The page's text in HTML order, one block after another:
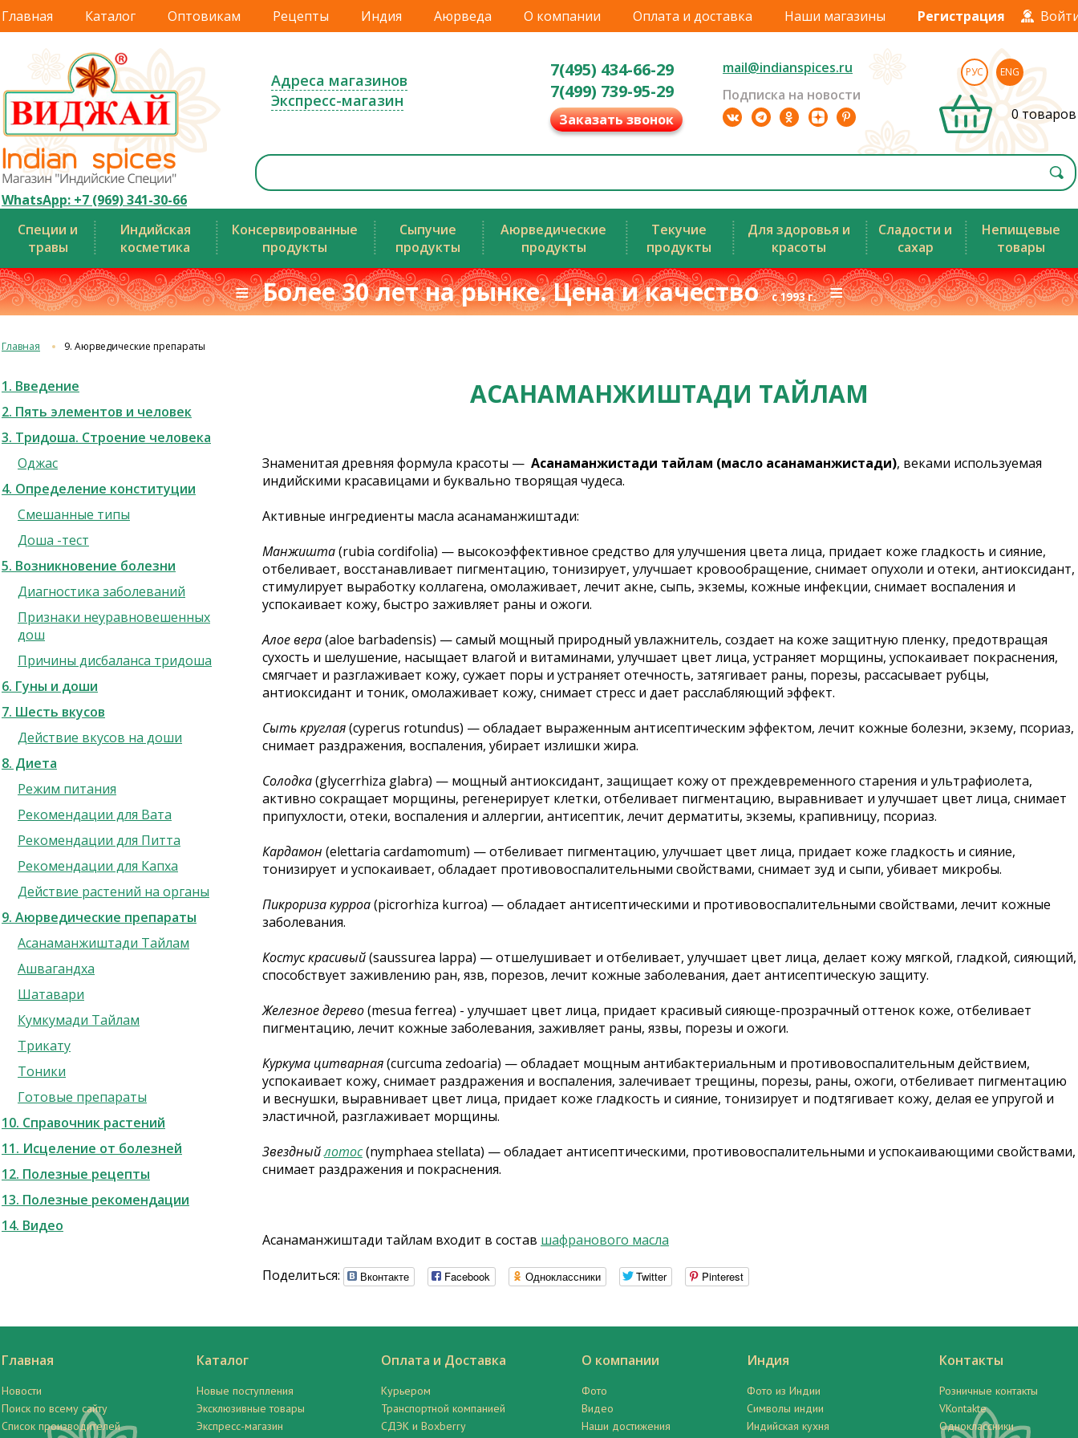
Главная Каталог Оптовикам Рецепты Индия Аюрведа О компании Оплата и доставка Наши магазины Регистрация
WhatsApp: +7 (969) 341-30-66
Адреса магазинов
Экспресс-магазин
7(495) 434-66-29
7(499) 739-95-29
Заказать звонок
mail@indianspices.ru
Подписка на новости
РУС ENG
0 товаров
Специи и
травы
Индийская
косметика
Консервированные
продукты
Сыпучие
продукты
Аюрведические
продукты
Текучие
продукты
Для здоровья и
красоты
Сладости и
сахар
Непищевые
товары
≡ Более 30 лет на рынке. Цена и качествос 1993 г.≡
Главная 9. Аюрведические препараты
1. Введение
2. Пять элементов и человек
3. Тридоша. Строение человека
Оджас
4. Определение конституции
Смешанные типы
Доша -тест
5. Возникновение болезни
Диагностика заболеваний
Признаки неуравновешенных
дош
Причины дисбаланса тридоша
6. Гуны и доши
7. Шесть вкусов
Действие вкусов на доши
8. Диета
Режим питания
Рекомендации для Вата
Рекомендации для Питта
Рекомендации для Капха
Действие растений на органы
9. Аюрведические препараты
Асанаманжиштади Тайлам
Ашвагандха
Шатавари
Кумкумади Тайлам
Трикату
Тоники
Готовые препараты
10. Справочник растений
11. Исцеление от болезней
12. Полезные рецепты
13. Полезные рекомендации
14. Видео
АСАНАМАНЖИШТАДИ ТАЙЛАМ
Знаменитая древняя формула красоты — Асанаманжистади тайлам (масло асанаманжистади), веками используемая
индийскими красавицами и буквально творящая чудеса.
Активные ингредиенты масла асанаманжиштади:
Манжишта(rubia cordifolia) — высокоэффективное средство для улучшения цвета лица, придает коже гладкость и сияние,
отбеливает, восстанавливает пигментацию, тонизирует, улучшает кровообращение, снимает опухоли и отеки, антиоксидант,
стимулирует выработку коллагена, омолаживает, лечит акне, сыпь, экземы, кожные инфекции, снимает воспаления и
успокаивает кожу, быстро заживляет раны и ожоги.
Алое вера(aloe barbadensis) — самый мощный природный увлажнитель, создает на коже защитную пленку, предотвращая
сухость и шелушение, насыщает влагой и витаминами, улучшает цвет лица, устраняет морщины, успокаивает покраснения,
смягчает и разглаживает кожу, сужает поры и устраняет отечность, затягивает раны, порезы, рассасывает рубцы,
антиоксидант и тоник, омолаживает кожу, снимает стресс и дает расслабляющий эффект.
Сыть круглая(cyperus rotundus) — обладает выраженным антисептическим эффектом, лечит кожные болезни, экзему, псориаз,
снимает раздражения, воспаления, убирает излишки жира.
Солодка(glycerrhiza glabra) — мощный антиоксидант, защищает кожу от преждевременного старения и ультрафиолета,
активно сокращает морщины, регенерирует клетки, отбеливает пигментацию, выравнивает и улучшает цвет лица, снимает
припухлости, отеки, воспаления и аллергии, антисептик, лечит дерматиты, экземы, крапивницу, псориаз.
Кардамон (elettaria cardamomum) — отбеливает пигментацию, улучшает цвет лица, придает коже гладкость и сияние,
тонизирует и успокаивает, обладает противовоспалительными свойствами, снимает зуд и сыпи, убивает микробы.
Пикрориза курроa(picrorhiza kurroa) — обладает антисептическими и противовоспалительными свойствами, лечит кожные
заболевания.
Костус красивый(saussurea lappa) — отшелушивает и отбеливает, улучшает цвет лица, делает кожу мягкой, гладкой, сияющий,
способствует заживлению ран, язв, порезов, лечит кожные заболевания, дает антисептическую защиту.
Железное дерево(mesua ferrea) - улучшает цвет лица, придает красивый сияюще-прозрачный оттенок коже, отбеливает
пигментацию, лечит кожные заболевания, заживляет раны, язвы, порезы и ожоги.
Куркума цитварная(curcuma zedoaria) — обладает мощным антибактериальным и противовоспалительным действием,
успокаивает кожу, снимает раздражения и воспаления, залечивает трещины, порезы, раны, ожоги, отбеливает пигментацию
и веснушки, выравнивает цвет лица, придает коже гладкость и сияние, тонизирует и подтягивает кожу, делая ее упругой и
эластичной, разглаживает морщины.
Звездныйлотос(nymphaea stellata) — обладает антисептическими, противовоспалительными и успокаивающими свойствами,
снимает раздражения и покраснения.
Асанаманжиштади тайлам входит в состав шафранового масла
Поделиться:
Вконтакте Facebook Одноклассники Twitter Pinterest
Главная
Новости
Поиск по всему сайту
Список производителей
Каталог
Новые поступления
Эксклюзивные товары
Экспресс-магазин
Оплата и Доставка
Курьером
Транспортной компанией
СДЭК и Boxberry
О компании
Фото
Видео
Наши достижения
Индия
Фото из Индии
Символы индии
Индийская кухня
Контакты
Розничные контакты
VKontakte
Одноклассники